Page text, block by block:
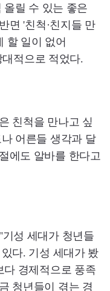
올릴 수 있는 좋은
면 '친척·친지들 만
할 일이 없어
적으로 적었다.
친척을 만나고 싶
어른들 생각과 달
에도 알바를 한다고
성 세대가 청년들
다. 기성 세대가 봤
다 경제적으로 풍족
청년들이 겪는 경